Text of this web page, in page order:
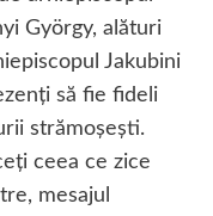
György, alături
Jakubini
să fie fideli
strămoşeşti.
ceea ce zice
mesajul